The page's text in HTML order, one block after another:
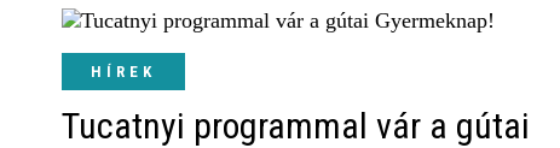
Interjú
Gyereksarok
HÍREK
Tucatnyi programmal vár a gútai